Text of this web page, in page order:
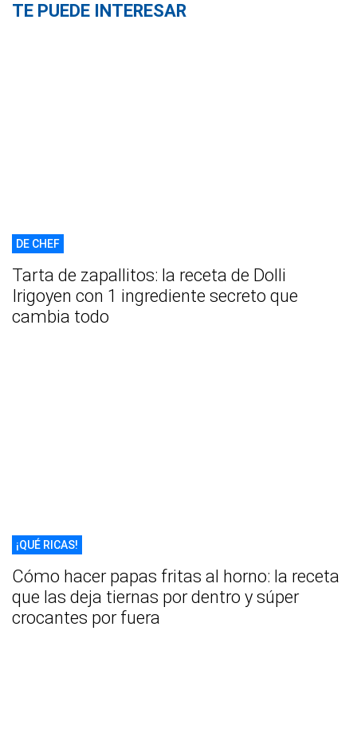
TE PUEDE INTERESAR
DE CHEF
Tarta de zapallitos: la receta de Dolli
Irigoyen con 1 ingrediente secreto que
cambia todo
¡QUÉ RICAS!
Cómo hacer papas fritas al horno: la receta
que las deja tiernas por dentro y súper
crocantes por fuera